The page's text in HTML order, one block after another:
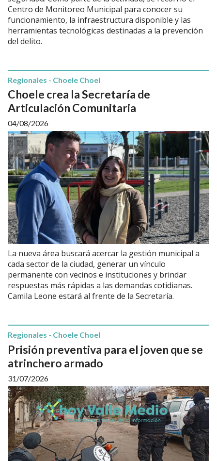
Centro de Monitoreo Municipal para conocer su
funcionamiento, la infraestructura disponible y las
herramientas tecnológicas destinadas a la prevención
del delito.
Choele crea la Secretaría de
Articulación Comunitaria
Regionales - Choele Choel
04/08/2026
La nueva área buscará acercar la gestión municipal a
cada sector de la ciudad, generar un vínculo
permanente con vecinos e instituciones y brindar
respuestas más rápidas a las demandas cotidianas.
Camila Leone estará al frente de la Secretaría.
Prisión preventiva para el joven que se
atrinchero armado
Regionales - Choele Choel
31/07/2026